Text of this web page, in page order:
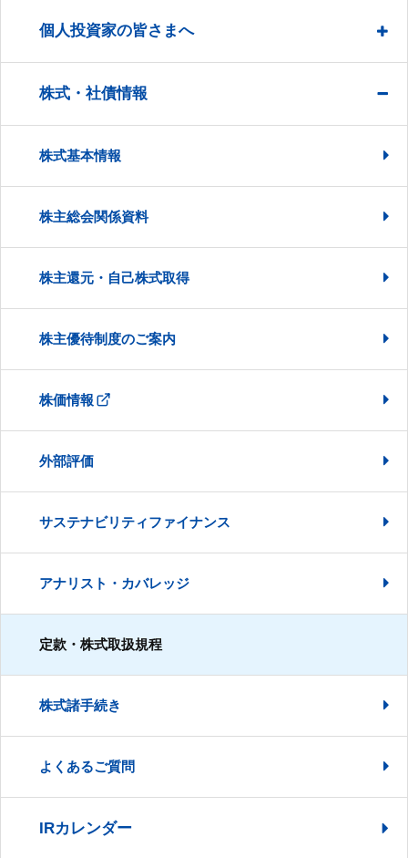
個人投資家の皆さまへ
株式・社債情報
株式基本情報
株主総会関係資料
株主還元・自己株式取得
株主優待制度のご案内
株価情報
外部評価
サステナビリティファイナンス
アナリスト・カバレッジ
定款・株式取扱規程
株式諸手続き
よくあるご質問
IRカレンダー